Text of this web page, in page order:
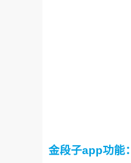
金段子app功能：